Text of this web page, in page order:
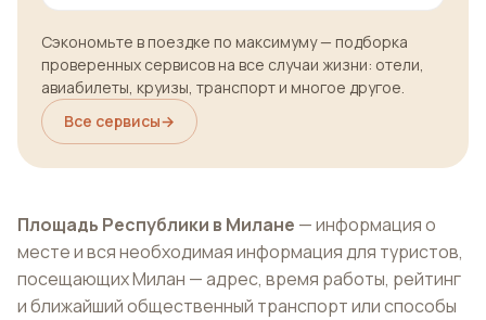
Сэкономьте в поездке по максимуму — подборка
проверенных сервисов на все случаи жизни: отели,
авиабилеты, круизы, транспорт и многое другое.
Все сервисы→
Площадь Республики в Милане — информация о
месте и вся необходимая информация для туристов,
посещающих Милан — адрес, время работы, рейтинг
и ближайший общественный транспорт или способы